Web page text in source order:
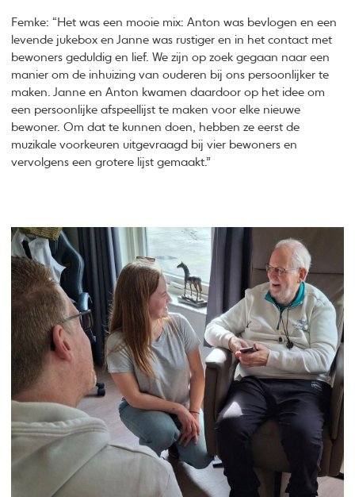
Femke: “Het was een mooie mix: Anton was bevlogen en een
levende jukebox en Janne was rustiger en in het contact met
bewoners geduldig en lief. We zijn op zoek gegaan naar een
manier om de inhuizing van ouderen bij ons persoonlijker te
maken. Janne en Anton kwamen daardoor op het idee om
een persoonlijke afspeellijst te maken voor elke nieuwe
bewoner. Om dat te kunnen doen, hebben ze eerst de
muzikale voorkeuren uitgevraagd bij vier bewoners en
vervolgens een grotere lijst gemaakt.”